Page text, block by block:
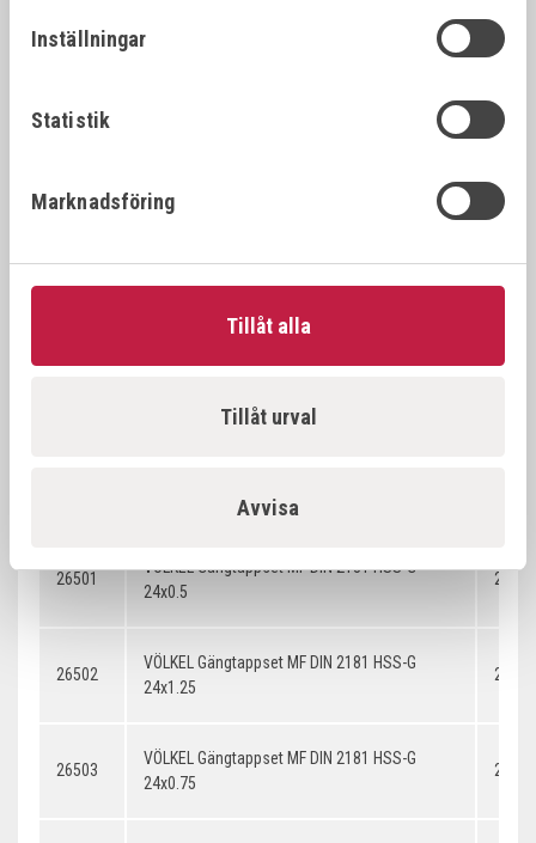
Inställningar
Statistik
Marknadsföring
Tillåt alla
Tillåt urval
Avvisa
26396
22x2.0
26397
26501
VÖLKEL Gängtappset MF DIN 2181 HSS-G
24x0.5
26502
VÖLKEL Gängtappset MF DIN 2181 HSS-G
24x1.25
26503
VÖLKEL Gängtappset MF DIN 2181 HSS-G
24x0.75